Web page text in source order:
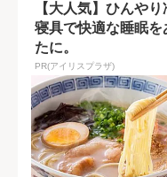
【大人気】ひんやり
寝具で快適な睡眠を
たに。
PR(アイリスプラザ)